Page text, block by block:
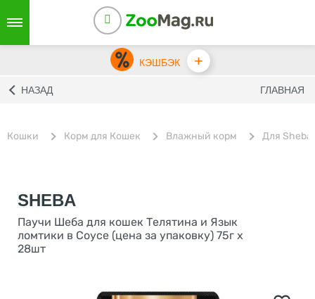
КЭШБЭК +
НАЗАД ГЛАВНАЯ
Кошки Корм для Кошек Влажный корм Для Sheba
SHEBA
Паучи Шеба для кошек Телятина и Язык
ломтики в Соусе (цена за упаковку) 75г х
28шт